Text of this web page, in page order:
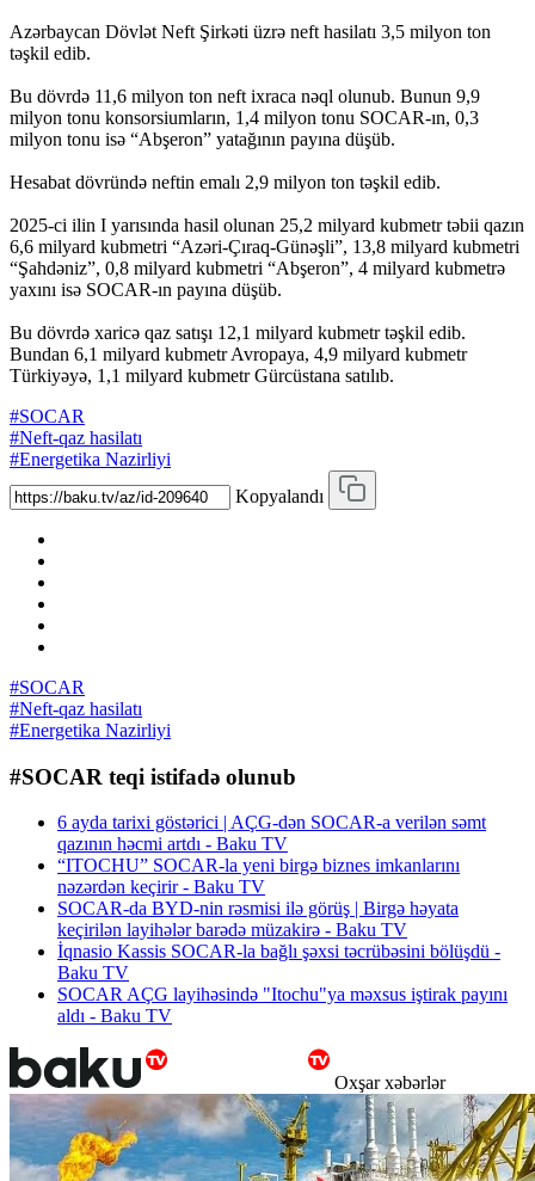
Azərbaycan Dövlət Neft Şirkəti üzrə neft hasilatı 3,5 milyon ton
təşkil edib.
Bu dövrdə 11,6 milyon ton neft ixraca nəql olunub. Bunun 9,9
milyon tonu konsorsiumların, 1,4 milyon tonu SOCAR-ın, 0,3
milyon tonu isə “Abşeron” yatağının payına düşüb.
Hesabat dövründə neftin emalı 2,9 milyon ton təşkil edib.
2025-ci ilin I yarısında hasil olunan 25,2 milyard kubmetr təbii qazın
6,6 milyard kubmetri “Azəri-Çıraq-Günəşli”, 13,8 milyard kubmetri
“Şahdəniz”, 0,8 milyard kubmetri “Abşeron”, 4 milyard kubmetrə
yaxını isə SOCAR-ın payına düşüb.
Bu dövrdə xaricə qaz satışı 12,1 milyard kubmetr təşkil edib.
Bundan 6,1 milyard kubmetr Avropaya, 4,9 milyard kubmetr
Türkiyəyə, 1,1 milyard kubmetr Gürcüstana satılıb.
#SOCAR
#Neft-qaz hasilatı
#Energetika Nazirliyi
Kopyalandı
#SOCAR
#Neft-qaz hasilatı
#Energetika Nazirliyi
#SOCAR teqi istifadə olunub
6 ayda tarixi göstərici | AÇG-dən SOCAR-a verilən səmt
qazının həcmi artdı - Baku TV
“ITOCHU” SOCAR-la yeni birgə biznes imkanlarını
nəzərdən keçirir - Baku TV
SOCAR-da BYD-nin rəsmisi ilə görüş | Birgə həyata
keçirilən layihələr barədə müzakirə - Baku TV
İqnasio Kassis SOCAR-la bağlı şəxsi təcrübəsini bölüşdü -
Baku TV
SOCAR AÇG layihəsində "Itochu"ya məxsus iştirak payını
aldı - Baku TV
Oxşar xəbərlər